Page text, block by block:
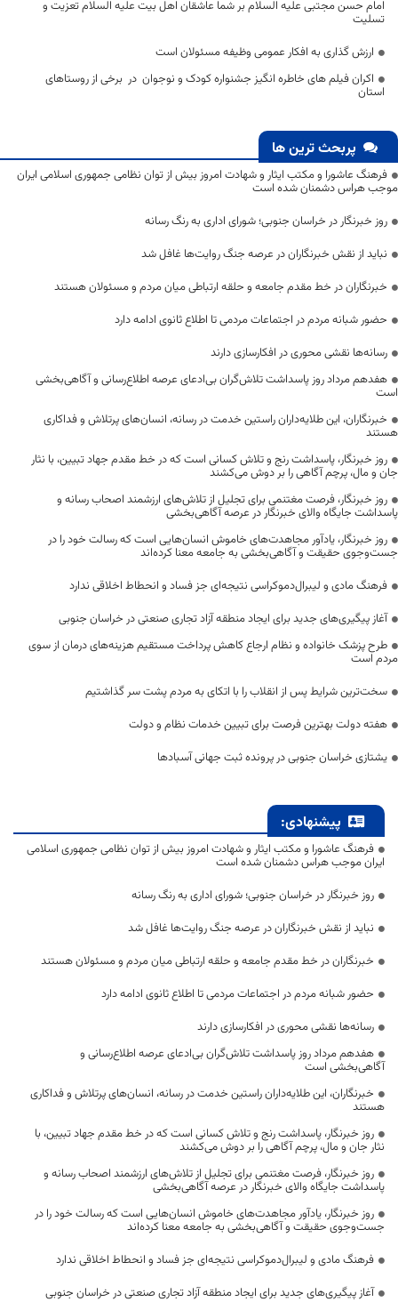
امام حسن مجتبی علیه السلام بر شما عاشقان اهل بیت علیه السلام تعزیت و
تسلیت
ارزش گذاری به افکار عمومی وظیفه مسئولان است
اکران فیلم های خاطره انگیز جشنواره کودک و نوجوان در برخی از روستاهای
استان
پربحث ترین ها
فرهنگ عاشورا و مکتب ایثار و شهادت امروز بیش از توان نظامی جمهوری اسلامی ایران
موجب هراس دشمنان شده است
روز خبرنگار در خراسان جنوبی؛ شورای اداری به رنگ رسانه
نباید از نقش خبرنگاران در عرصه جنگ روایت‌ها غافل شد
خبرنگاران در خط مقدم جامعه و حلقه ارتباطی میان مردم و مسئولان هستند
حضور شبانه مردم در اجتماعات مردمی تا اطلاع ثانوی ادامه دارد
رسانه‌ها نقشی محوری در افکارسازی دارند
هفدهم مرداد روز پاسداشت تلاش‌گران بی‌ادعای عرصه اطلاع‌رسانی و آگاهی‌بخشی
است
خبرنگاران، این طلایه‌داران راستین خدمت در رسانه، انسان‌های پرتلاش و فداکاری
هستند
روز خبرنگار، پاسداشت رنج و تلاش کسانی است که در خط مقدم جهاد تبیین، با نثار
جان و مال، پرچم آگاهی را بر دوش می‌کشند
روز خبرنگار، فرصت مغتنمی برای تجلیل از تلاش‌های ارزشمند اصحاب رسانه و
پاسداشت جایگاه والای خبرنگار در عرصه آگاهی‌بخشی
روز خبرنگار، یادآور مجاهدت‌های خاموش انسان‌هایی است که رسالت خود را در
جست‌وجوی حقیقت و آگاهی‌بخشی به جامعه معنا کرده‌اند
فرهنگ مادی و لیبرال‌دموکراسی نتیجه‌ای جز فساد و انحطاط اخلاقی ندارد
آغاز پیگیری‌های جدید برای ایجاد منطقه آزاد تجاری صنعتی در خراسان جنوبی
طرح پزشک خانواده و نظام ارجاع کاهش پرداخت مستقیم هزینه‌های درمان از سوی
مردم است
سخت‌ترین شرایط پس از انقلاب را با اتکای به مردم پشت سر گذاشتیم
هفته دولت بهترین فرصت برای تبیین خدمات نظام و دولت
یشتازی خراسان جنوبی در پرونده ثبت جهانی آسبادها
پیشنهادی:
فرهنگ عاشورا و مکتب ایثار و شهادت امروز بیش از توان نظامی جمهوری اسلامی
ایران موجب هراس دشمنان شده است
روز خبرنگار در خراسان جنوبی؛ شورای اداری به رنگ رسانه
نباید از نقش خبرنگاران در عرصه جنگ روایت‌ها غافل شد
خبرنگاران در خط مقدم جامعه و حلقه ارتباطی میان مردم و مسئولان هستند
حضور شبانه مردم در اجتماعات مردمی تا اطلاع ثانوی ادامه دارد
رسانه‌ها نقشی محوری در افکارسازی دارند
هفدهم مرداد روز پاسداشت تلاش‌گران بی‌ادعای عرصه اطلاع‌رسانی و
آگاهی‌بخشی است
خبرنگاران، این طلایه‌داران راستین خدمت در رسانه، انسان‌های پرتلاش و فداکاری
هستند
روز خبرنگار، پاسداشت رنج و تلاش کسانی است که در خط مقدم جهاد تبیین، با
نثار جان و مال، پرچم آگاهی را بر دوش می‌کشند
روز خبرنگار، فرصت مغتنمی برای تجلیل از تلاش‌های ارزشمند اصحاب رسانه و
پاسداشت جایگاه والای خبرنگار در عرصه آگاهی‌بخشی
روز خبرنگار، یادآور مجاهدت‌های خاموش انسان‌هایی است که رسالت خود را در
جست‌وجوی حقیقت و آگاهی‌بخشی به جامعه معنا کرده‌اند
فرهنگ مادی و لیبرال‌دموکراسی نتیجه‌ای جز فساد و انحطاط اخلاقی ندارد
آغاز پیگیری‌های جدید برای ایجاد منطقه آزاد تجاری صنعتی در خراسان جنوبی